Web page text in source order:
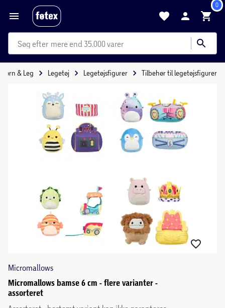
0
mere end 35.000 varer
Børn & Leg Legetøj Legetøjsfigurer Tilbehør til legetøjsfigurer
Micromallows
Micromallows bamse 6 cm - flere varianter -
assorteret